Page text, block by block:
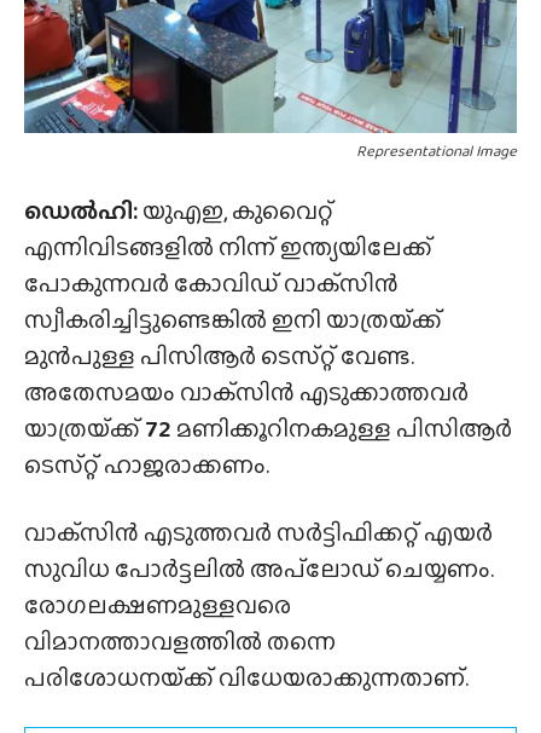
Representational Image
ഡെൽഹി:യുഎഇ, കുവൈറ്റ്
എന്നിവിടങ്ങളിൽ നിന്ന് ഇന്ത്യയിലേക്ക്
പോകുന്നവർ കോവിഡ് വാക്‌സിൻ
സ്വീകരിച്ചിട്ടുണ്ടെങ്കിൽ ഇനി യാത്രയ്‌ക്ക്
മുൻപുള്ള പിസിആർ ടെസ്‌റ്റ് വേണ്ട.
അതേസമയം വാക്‌സിൻ എടുക്കാത്തവർ
യാത്രയ്‌ക്ക്72 മണിക്കൂറിനകമുള്ള പിസിആർ
ടെസ്‌റ്റ് ഹാജരാക്കണം.
വാക്‌സിൻ എടുത്തവർ സർട്ടിഫിക്കറ്റ് എയർ
സുവിധ പോർട്ടലിൽ അപ്‍ലോഡ് ചെയ്യണം.
രോഗലക്ഷണമുള്ളവരെ
വിമാനത്താവളത്തിൽ തന്നെ
പരിശോധനയ്‌ക്ക് വിധേയരാക്കുന്നതാണ്.